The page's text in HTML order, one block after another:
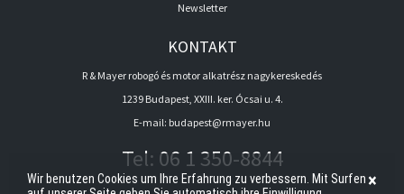
×
Wir benutzen Cookies um Ihre Erfahrung zu verbessern. Mit Surfen
Newsletter
KONTAKT
R & Mayer robogó és motor alkatrész nagykereskedés
1239 Budapest, XXIII. ker. Ócsai u. 4.
E-mail: budapest@rmayer.hu
Tel: 06 1 350-8844